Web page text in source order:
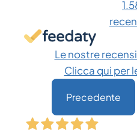
scelte
prodotto
Le nostre
Clicca qui per
Precedente